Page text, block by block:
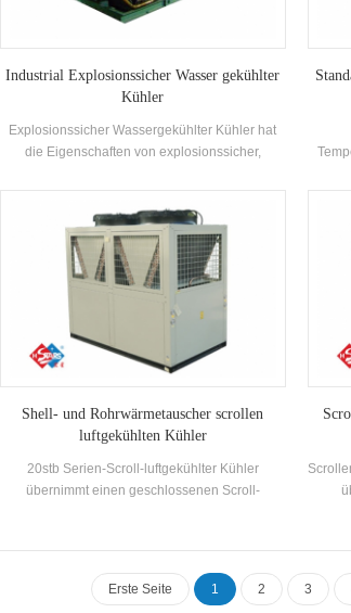
Industrial Explosionssicher Wasser gekühlter
Kühler
Explosionssicher Wassergekühlter Kühler hat
die Eigenschaften von explosionssicher,
funkelnd, Potting und luftdicht usw., die für
geeignet istSelbstzeilige Innenraumumgebung
mit explosionsgefährdeter Gasmischung in der
Luft.
℃,
Shell- und Rohrwärmetauscher scrollen
luftgekühlten Kühler
20stb Serien-Scroll-luftgekühlter Kühler
übernimmt einen geschlossenen Scroll-
und Tube Wärmetauscher- und
Spulenwärmetauscher, adoptiert R22 und
R407C Kältemittel
Erste Seite 1 2 3